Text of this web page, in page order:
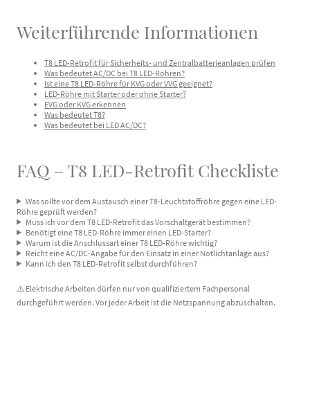
Weiterführende Informationen
T8 LED-Retrofit für Sicherheits- und Zentralbatterieanlagen prüfen
Was bedeutet AC/DC bei T8 LED-Röhren?
Ist eine T8 LED-Röhre für KVG oder VVG geeignet?
LED-Röhre mit Starter oder ohne Starter?
EVG oder KVG erkennen
Was bedeutet T8?
Was bedeutet bei LED AC/DC?
FAQ – T8 LED-Retrofit Checkliste
Was sollte vor dem Austausch einer T8-Leuchtstoffröhre gegen eine LED-
Röhre geprüft werden?
Muss ich vor dem T8 LED-Retrofit das Vorschaltgerät bestimmen?
Benötigt eine T8 LED-Röhre immer einen LED-Starter?
Warum ist die Anschlussart einer T8 LED-Röhre wichtig?
Reicht eine AC/DC-Angabe für den Einsatz in einer Notlichtanlage aus?
Kann ich den T8 LED-Retrofit selbst durchführen?
⚠️ Elektrische Arbeiten dürfen nur von qualifiziertem Fachpersonal
durchgeführt werden. Vor jeder Arbeit ist die Netzspannung abzuschalten.